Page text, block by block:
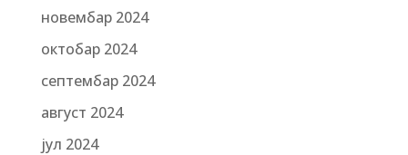
новембар 2024
октобар 2024
септембар 2024
август 2024
јул 2024